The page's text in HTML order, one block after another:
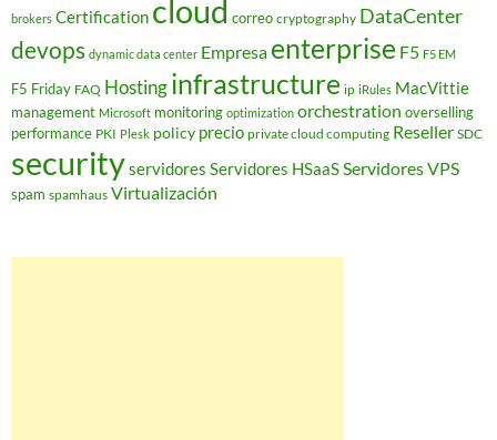
brokers Certification cloud correo cryptography DataCenter
devops dynamic data center Empresa enterprise F5 F5 EM
F5 Friday FAQ Hostinginfrastructure ip iRules MacVittie
management Microsoft monitoring optimization orchestration overselling
performance PKI Plesk policy precio private cloud computing Reseller SDC
securityservidores Servidores HSaaSServidores VPS
spam spamhaus Virtualización